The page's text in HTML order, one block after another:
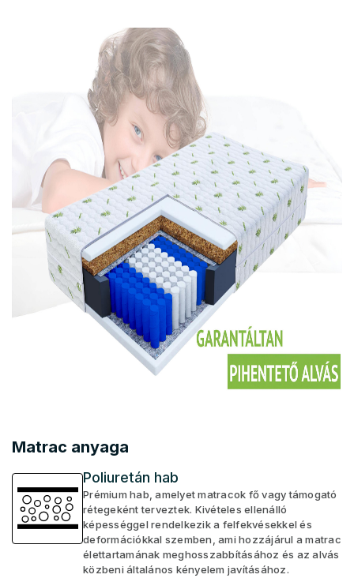
Matrac anyaga
Poliuretán hab
Prémium hab, amelyet matracok fő vagy támogató
rétegeként terveztek. Kivételes ellenálló
képességgel rendelkezik a felfekvésekkel és
deformációkkal szemben, ami hozzájárul a matrac
élettartamának meghosszabbításához és az alvás
közbeni általános kényelem javításához.